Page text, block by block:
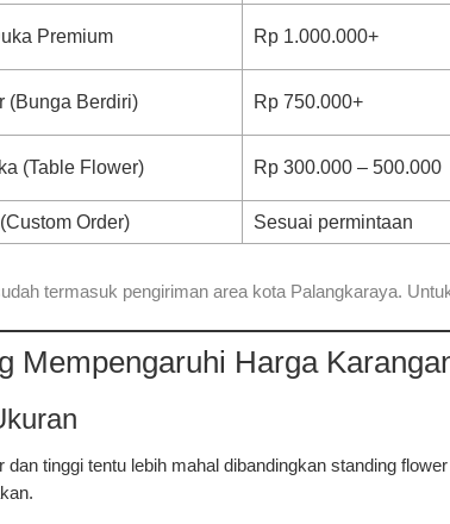
Premium Rp 1.000.000+
(Bunga Berdiri) Rp 750.000+
(Table Flower) Rp 300.000 – 500.000
Order) Sesuai permintaan
termasuk pengiriman area kota Palangkaraya.
Mempengaruhi Harga
dan tinggi tentu lebih mahal dibandingkan standing